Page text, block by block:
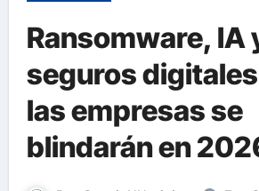
Ransomware, IA
seguros
las empresas se
blindarán en